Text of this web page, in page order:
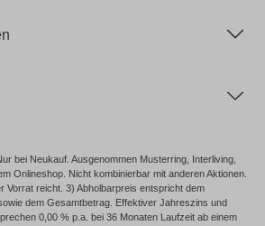
bei Neukauf. Ausgenommen Musterring, Interliving,
Onlineshop. Nicht kombinierbar mit anderen Aktionen.
Vorrat reicht. 3) Abholbarpreis entspricht dem
dem Gesamtbetrag. Effektiver Jahreszins und
0,00 % p.a. bei 36 Monaten Laufzeit ab einem